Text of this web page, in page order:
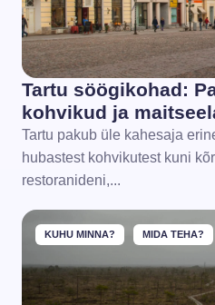
Tartu söögikohad:
kohvikud ja
Tartu pakub üle kahesaja
hubastest kohvikutest kuni
restoranideni,...
KUHU MINNA? MIDA TEHA?